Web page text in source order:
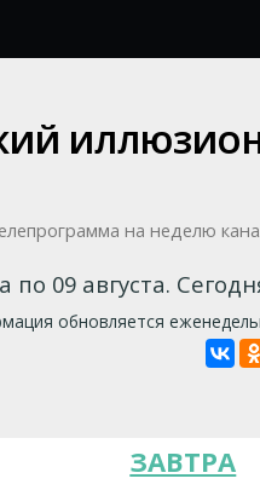
по 09 августа.
обновляется
ЗАВТРА